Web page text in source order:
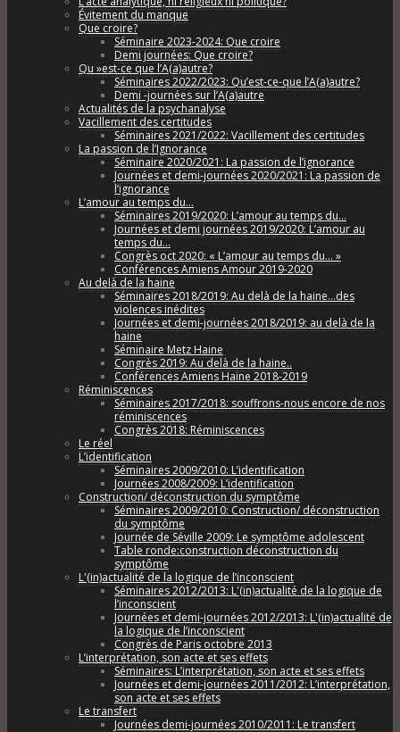
Évitement du manque
Que croire?
Séminaire 2023-2024: Que croire
Demi journées: Que croire?
Qu »est-ce que l’A(a)autre?
Séminaires 2022/2023: Qu’est-ce-que l’A(a)autre?
Demi -journées sur l’A(a)autre
Actualités de la psychanalyse
Vacillement des certitudes
Séminaires 2021/2022: Vacillement des certitudes
La passion de l’Ignorance
Séminaire 2020/2021: La passion de l’ignorance
Journées et demi-journées 2020/2021: La passion de
l’ignorance
L’amour au temps du…
Séminaires 2019/2020: L’amour au temps du…
Journées et demi journées 2019/2020: L’amour au
temps du…
Congrès oct 2020: « L’amour au temps du… »
Conférences Amiens Amour 2019-2020
Au delà de la haine
Séminaires 2018/2019: Au delà de la haine…des
violences inédites
Journées et demi-journées 2018/2019: au delà de la
haine
Séminaire Metz Haine
Congrès 2019: Au delà de la haine..
Conférences Amiens Haine 2018-2019
Réminiscences
Séminaires 2017/2018: souffrons-nous encore de nos
réminiscences
Congrès 2018: Réminiscences
Le réel
L’identification
Séminaires 2009/2010: L’identification
Journées 2008/2009: L’identification
Construction/ déconstruction du symptôme
Séminaires 2009/2010: Construction/ déconstruction
du symptôme
Journée de Séville 2009: Le symptôme adolescent
Table ronde:construction déconstruction du
symptôme
L'(in)actualité de la logique de l’inconscient
Séminaires 2012/2013: L'(in)actualité de la logique de
l’inconscient
Journées et demi-journées 2012/2013: L'(in)actualité de
la logique de l’inconscient
Congrès de Paris octobre 2013
L’interprétation, son acte et ses effets
Séminaires: L’interprétation, son acte et ses effets
Journées et demi-journées 2011/2012: L’interprétation,
son acte et ses effets
Le transfert
Journées demi-journées 2010/2011: Le transfert